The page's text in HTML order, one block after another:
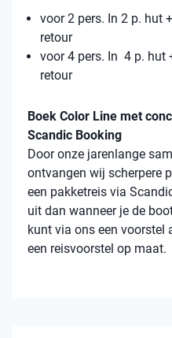
voor 2 pers. In 2 p. hut
retour
voor 4 pers. In 4 p. hut
retour
Boek Color Line met
Scandic Booking
Door onze jarenlange
ontvangen wij scherpere
een pakketreis via
uit dan wanneer je de
kunt via ons een voorstel
een reisvoorstel op maat.